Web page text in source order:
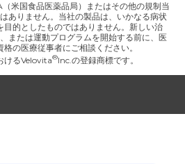
米国食品医薬品局）またはその他の規制当
ありません。当社の製品は、いかなる病状
目的としたものではありません。新しい治
または運動プログラムを開始する前に、医
の医療従事者にご相談ください。
けるVelovita Inc.の登録商標です。